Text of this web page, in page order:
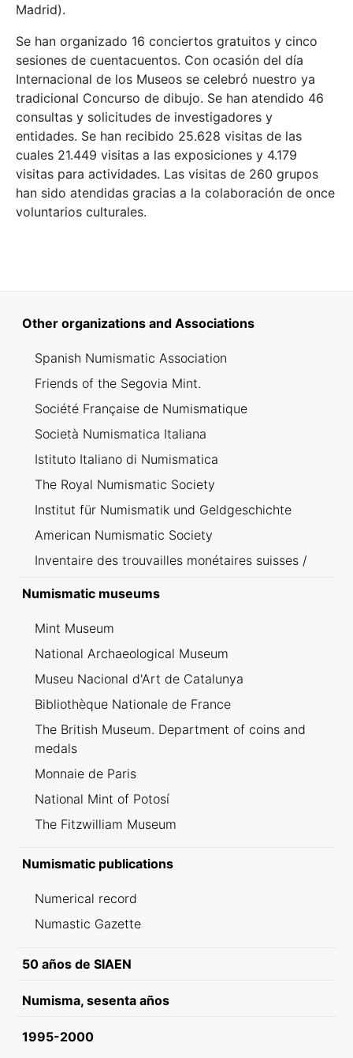
Madrid).
Se han organizado 16 conciertos gratuitos y cinco
sesiones de cuentacuentos. Con ocasión del día
Internacional de los Museos se celebró nuestro ya
tradicional Concurso de dibujo. Se han atendido 46
consultas y solicitudes de investigadores y
entidades. Se han recibido 25.628 visitas de las
cuales 21.449 visitas a las exposiciones y 4.179
visitas para actividades. Las visitas de 260 grupos
han sido atendidas gracias a la colaboración de once
voluntarios culturales.
Other organizations and Associations
Spanish Numismatic Association
Friends of the Segovia Mint.
Société Française de Numismatique
Società Numismatica Italiana
Istituto Italiano di Numismatica
The Royal Numismatic Society
Institut für Numismatik und Geldgeschichte
American Numismatic Society
Inventaire des trouvailles monétaires suisses /
Numismatic museums
Mint Museum
National Archaeological Museum
Museu Nacional d'Art de Catalunya
Bibliothèque Nationale de France
The British Museum. Department of coins and
medals
Monnaie de Paris
National Mint of Potosí
The Fitzwilliam Museum
Numismatic publications
Numerical record
Numastic Gazette
50 años de SIAEN
Numisma, sesenta años
1995-2000